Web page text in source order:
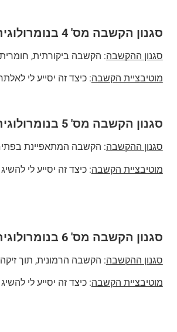
סגנון הקשבה מס' 4 בנומרולוגיה
סגנון ההקשבה: הקשבה ביקורתית,
מוטיבציית הקשבה: כיצד זה יסייע לי
סגנון הקשבה מס' 5 בנומרולוגיה
סגנון ההקשבה: הקשבה המתאפיינת
מוטיבציית הקשבה: כיצד זה יסייע לי
סגנון הקשבה מס' 6 בנומרולוגיה
סגנון ההקשבה: הקשבה הרמונית, תוך
מוטיבציית הקשבה: כיצד זה יסייע לי